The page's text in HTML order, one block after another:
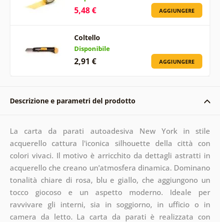
5,48 € AGGIUNGERE
Coltello
Disponibile
2,91 € AGGIUNGERE
Descrizione e parametri del prodotto
La carta da parati autoadesiva New York in stile
acquerello cattura l'iconica silhouette della città con
colori vivaci. Il motivo è arricchito da dettagli astratti in
acquerello che creano un'atmosfera dinamica. Dominano
tonalità chiare di rosa, blu e giallo, che aggiungono un
tocco giocoso e un aspetto moderno. Ideale per
ravvivare gli interni, sia in soggiorno, in ufficio o in
camera da letto. La carta da parati è realizzata con